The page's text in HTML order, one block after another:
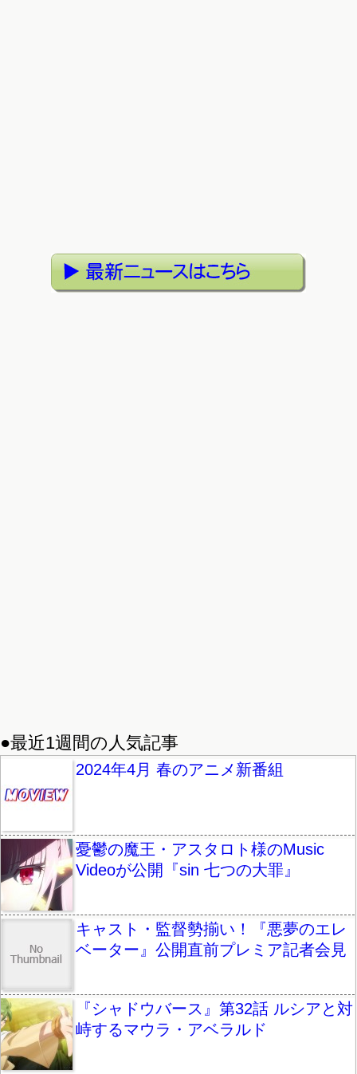
●最近1週間の人気記事
2024年4月 春のアニメ新番組
憂鬱の魔王・アスタロト様のMusic
Videoが公開『sin 七つの大罪』
キャスト・監督勢揃い！『悪夢のエレ
ベーター』公開直前プレミア記者会見
『シャドウバース』第32話 ルシアと対
峙するマウラ・アベラルド